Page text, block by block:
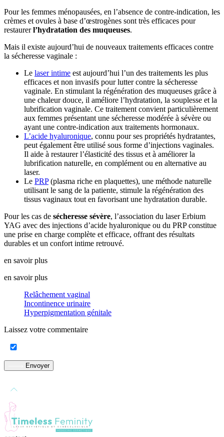
Pour les femmes ménopausées, en l’absence de contre-indication, les
crèmes et ovules à base d’œstrogènes sont très efficaces pour
restaurerl’hydratation des muqueuses.
Mais il existe aujourd’hui de nouveaux traitements efficaces contre
la sécheresse vaginale :
Le laser intime est aujourd’hui l’un des traitements les plus
efficaces et non invasifs pour lutter contre la sécheresse
vaginale. En stimulant la régénération des muqueuses grâce à
une chaleur douce, il améliore l’hydratation, la souplesse et la
lubrification vaginale. Ce traitement convient particulièrement
aux femmes présentant une sécheresse modérée à sévère ou
ayant une contre-indication aux traitements hormonaux.
L’acide hyaluronique, connu pour ses propriétés hydratantes,
peut également être utilisé sous forme d’injections vaginales.
Il aide à restaurer l’élasticité des tissus et à améliorer la
lubrification naturelle, en complément ou en alternative au
laser.
Le PRP(plasma riche en plaquettes), une méthode naturelle
utilisant le sang de la patiente, stimule la régénération des
tissus vaginaux tout en favorisant une hydratation durable.
Pour les cas de sécheresse sévère, l’association du laser Erbium
YAG avec des injections d’acide hyaluronique ou du PRP constitue
une prise en charge complète et efficace, offrant des résultats
durables et un confort intime retrouvé.
en savoir plus
en savoir plus
Relâchement vaginal
Incontinence urinaire
Hyperpigmentation génitale
Laissez votre commentaire
Envoyer